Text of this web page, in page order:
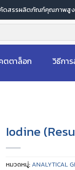
าคัดสรรผลิตภัณฑ์คุณภาพสู
ตตาล็อก วิธีกา
Iodine
หมวดหมู่:ANALYTICAL